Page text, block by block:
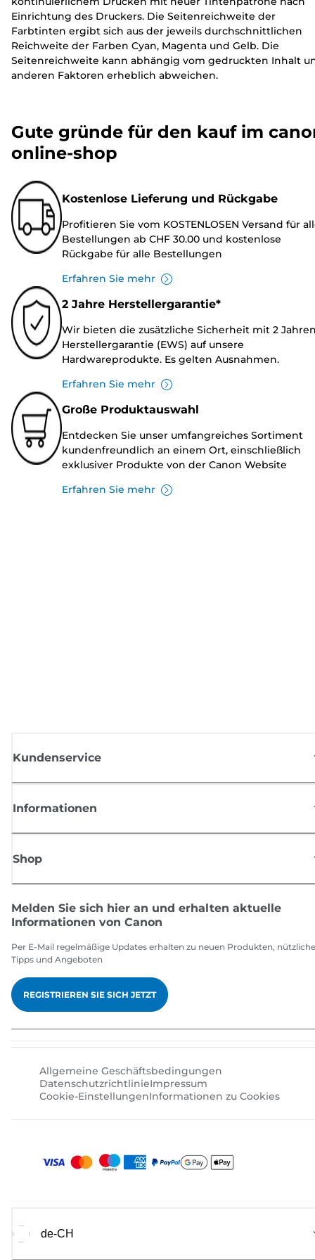
r
Einrichtung des Druckers. Die Seitenreichweite der
Farbtinten ergibt sich aus der jeweils durchschnittlichen
Reichweite der Farben Cyan, Magenta und Gelb. Die
Seitenreichweite kann abhängig vom gedruckten Inhalt
anderen Faktoren erheblich abweichen.
Gute gründe für den kauf im
online-shop
Kostenlose Lieferung und Rückgabe
Profitieren Sie vom KOSTENLOSEN Versand für
Bestellungen ab CHF 30.00 und kostenlose
Rückgabe für alle Bestellungen
Erfahren Sie mehr
2 Jahre Herstellergarantie*
Wir bieten die zusätzliche Sicherheit mit 2
Herstellergarantie (EWS) auf unsere
Hardwareprodukte. Es gelten Ausnahmen.
Erfahren Sie mehr
Große Produktauswahl
Entdecken Sie unser umfangreiches Sortiment
kundenfreundlich an einem Ort, einschließlich
exklusiver Produkte von der Canon Website
Erfahren Sie mehr
Kundenservice
Informationen
Shop
Melden Sie sich hier an und erhalten aktuelle
Informationen von Canon
Per E-Mail regelmäßige Updates erhalten zu neuen Produkten,
Tipps und Angeboten
REGISTRIEREN SIE SICH JETZT
Allgemeine Geschäftsbedingungen
DatenschutzrichtlinieImpressum
Cookie-EinstellungenInformationen zu Cookies
de-CH